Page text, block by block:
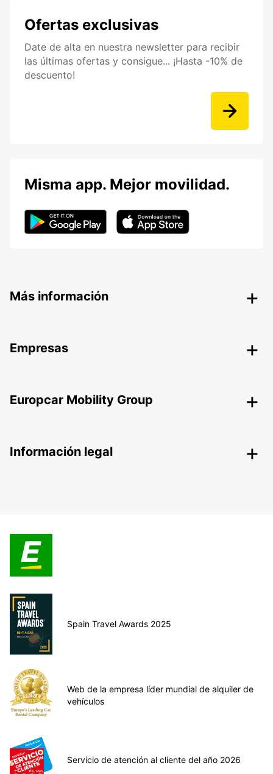
Ofertas exclusivas
Date de alta en nuestra newsletter para recibir
las últimas ofertas y consigue... ¡Hasta -10% de
descuento!
Misma app. Mejor movilidad.
Más información
Empresas
Europcar Mobility Group
Información legal
Spain Travel Awards 2025
Web de la empresa líder mundial de alquiler de
vehículos
Servicio de atención al cliente del año 2026